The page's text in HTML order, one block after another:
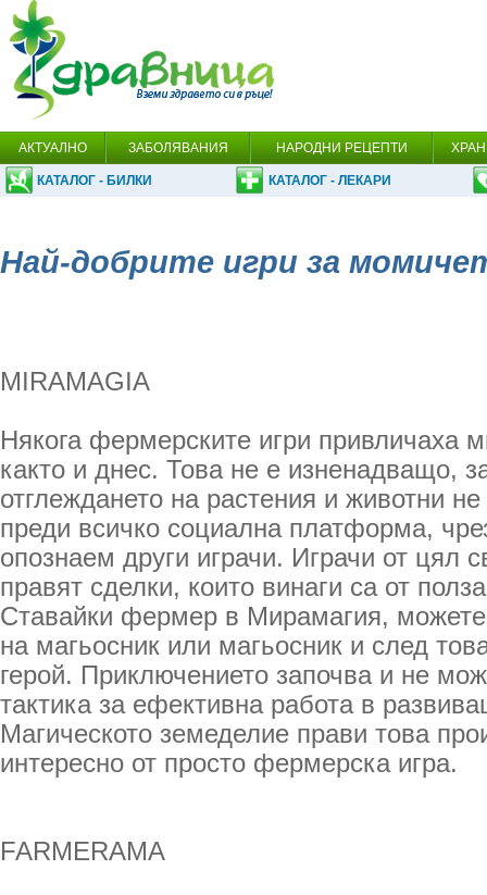
АКТУАЛНО ЗАБОЛЯВАНИЯ НАРОДНИ РЕЦЕПТИ
КАТАЛОГ - БИЛКИ КАТАЛОГ - ЛЕКАРИ
Най-добрите игри за
MIRAMAGIA
Някога фермерските игри привличаха
както и днес. Това не е изненадващо,
отглеждането на растения и животни
преди всичко социална платформа,
опознаем други играчи. Играчи от цял
правят сделки, които винаги са от
Ставайки фермер в Мирамагия, можете
на магьосник или магьосник и след
герой. Приключението започва и не
тактика за ефективна работа в
Магическото земеделие прави това
интересно от просто фермерска игра.
FARMERAMA